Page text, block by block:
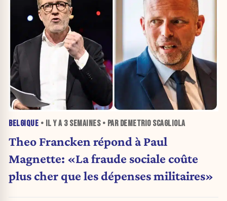
BELGIQUE • IL Y A 3 SEMAINES• PAR DEMETRIO SCAGLIOLA
Theo Francken répond à Paul
Magnette: «La fraude sociale coûte
plus cher que les dépenses militaires»